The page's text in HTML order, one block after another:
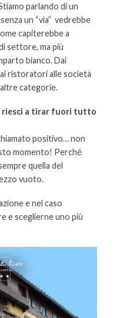
parlando di un
un “via” vedrebbe
capiterebbe a
settore, ma più
bianco. Dai
ristoratori alle società
categorie.
riesci a tirar fuori tutto
positivo… non
momento! Perché
quella del
vuoto.
e nel caso
e sceglierne uno più